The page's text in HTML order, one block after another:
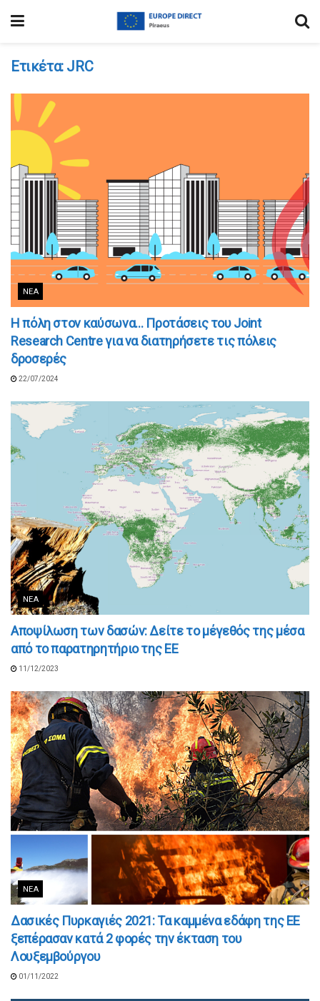
Ετικέτα: JRC
ΝΈΑ
Η πόλη στον καύσωνα… Προτάσεις του Joint
Research Centre για να διατηρήσετε τις πόλεις
δροσερές
22/07/2024
ΝΈΑ
Αποψίλωση των δασών: Δείτε το μέγεθός της μέσα
από το παρατηρητήριο της ΕΕ
11/12/2023
ΝΈΑ
Δασικές Πυρκαγιές 2021: Τα καμμένα εδάφη της ΕΕ
ξεπέρασαν κατά 2 φορές την έκταση του
Λουξεμβούργου
01/11/2022